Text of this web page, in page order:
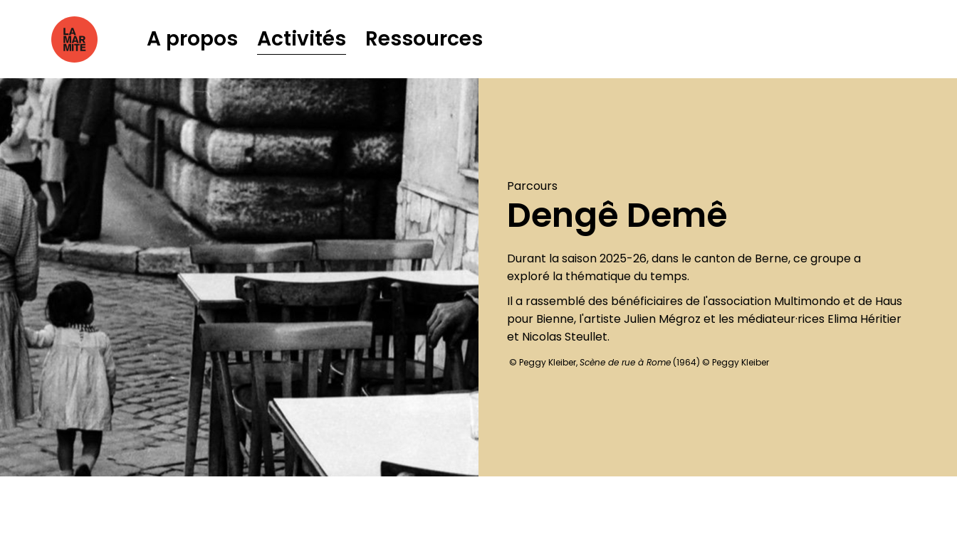
Parcours
Dengê Demê
Durant la saison 2025-26, dans le canton de Berne, ce groupe a
exploré la thématique du temps.
Il a rassemblé des bénéficiaires de l'association Multimondo et de Haus
pour Bienne, l'artiste Julien Mégroz et les médiateur·rices Elima Héritier
et Nicolas Steullet.
© Peggy Kleiber,Scène de rue à Rome(1964) © Peggy Kleiber
A propos Activités Ressources